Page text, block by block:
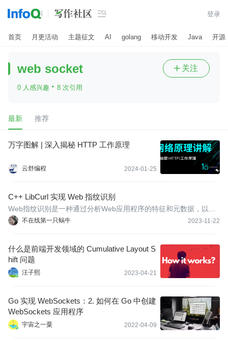
 登录
首页 月更活动 主题征文 AI golang 移动开发 Java 开源
web socket
0 人感兴趣 · 8 次引用
 关注
最新 推荐
万字图解 | 深入揭秘 HTTP 工作原理
云舒编程 2024-01-25
C++ LibCurl 实现 Web 指纹识别
不在线第一只蜗牛 2023-11-22
Web指纹识别是一种通过分析Web应用程序的特征和元数据，以确
定应用程序所使用的技术栈和配置的技术。这项技术旨在识别Web
码、CSS文件等
什么是前端开发领域的 Cumulative Layout S
hift 问题
汪子熙 2023-04-21
Go 实现 WebSockets：2. 如何在 Go 中创建
WebSockets 应用程序
宇宙之一粟 2022-04-09